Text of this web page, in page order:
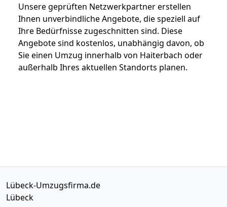
Unsere geprüften Netzwerkpartner erstellen
Ihnen unverbindliche Angebote, die speziell auf
Ihre Bedürfnisse zugeschnitten sind. Diese
Angebote sind kostenlos, unabhängig davon, ob
Sie einen Umzug innerhalb von Haiterbach oder
außerhalb Ihres aktuellen Standorts planen.
Lübeck-Umzugsfirma.de
Lübeck